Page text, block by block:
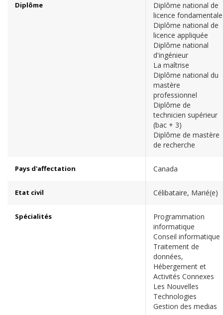
Diplôme
Diplôme national de
licence fondamentale
Diplôme national de
licence appliquée
Diplôme national
d'ingénieur
La maîtrise
Diplôme national du
mastère
professionnel
Diplôme de
technicien supérieur
(bac + 3)
Diplôme de mastère
de recherche
Pays d'affectation Canada
Etat civil Célibataire, Marié(e)
Spécialités
Programmation
informatique
Conseil informatique
Traitement de
données,
Hébergement et
Activités Connexes
Les Nouvelles
Technologies
Gestion des medias